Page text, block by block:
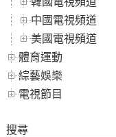
中國電視頻道
美國電視頻道
體育運動
綜藝娛樂
電視節目
搜尋